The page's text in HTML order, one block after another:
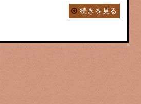
続きを見る